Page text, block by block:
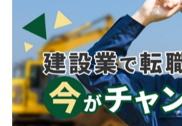
要の安定や公共事業の拡大、地域経
す。特に、神奈川県内のベッドタウ
から、若い世代やファミリー層の流入
宅開発やインフラ整備の需要が高まっ
建設業にとって継続的な成長を支える
す。